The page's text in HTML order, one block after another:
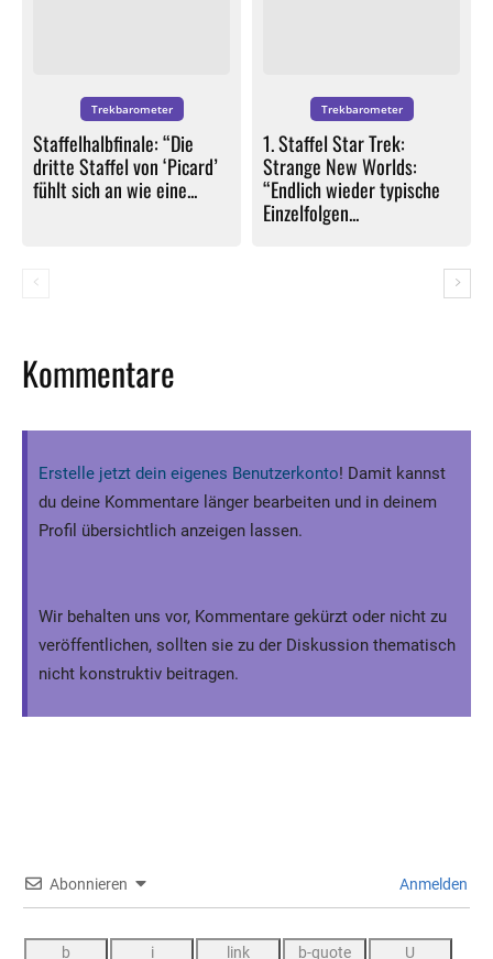
Trekbarometer
Staffelhalbfinale: “Die
dritte Staffel von ‘Picard’
fühlt sich an wie eine...
Trekbarometer
1. Staffel Star Trek:
Strange New Worlds:
“Endlich wieder typische
Einzelfolgen...
Kommentare
Erstelle jetzt dein eigenes Benutzerkonto! Damit kannst
du deine Kommentare länger bearbeiten und in deinem
Profil übersichtlich anzeigen lassen.
Wir behalten uns vor, Kommentare gekürzt oder nicht zu
veröffentlichen, sollten sie zu der Diskussion thematisch
nicht konstruktiv beitragen.
Abonnieren Anmelden